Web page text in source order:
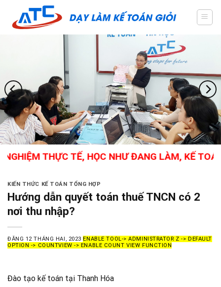
content
TẾ, HỌC NHƯ ĐANG LÀM, KẾ TOÁN
KIẾN THỨC KẾ TOÁN TỔNG HỢP
Hướng dẫn quyết toán thuế TNCN có 2
nơi thu nhập?
ĐĂNG 12 THÁNG HAI, 2023 ENABLE TOOL-> ADMINISTRATOR Z -> DEFAULT
OPTION -> COUNTVIEW -> ENABLE COUNT VIEW FUNCTION
Đào tạo kế toán tại Thanh Hóa